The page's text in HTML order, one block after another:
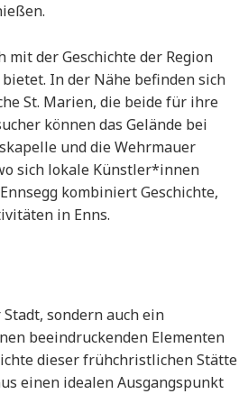
mit der Geschichte der Region
In der Nähe befinden sich
St. Marien, die beide für ihre
können das Gelände bei
und die Wehrmauer
sich lokale Künstler*innen
kombiniert Geschichte,
in Enns.
sondern auch ein
beeindruckenden Elementen
dieser frühchristlichen Stätte
einen idealen Ausgangspunkt